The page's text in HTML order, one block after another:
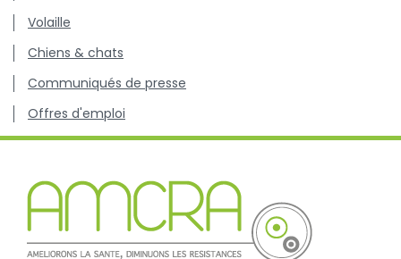
Volaille
Chiens & chats
Communiqués de presse
Offres d'emploi